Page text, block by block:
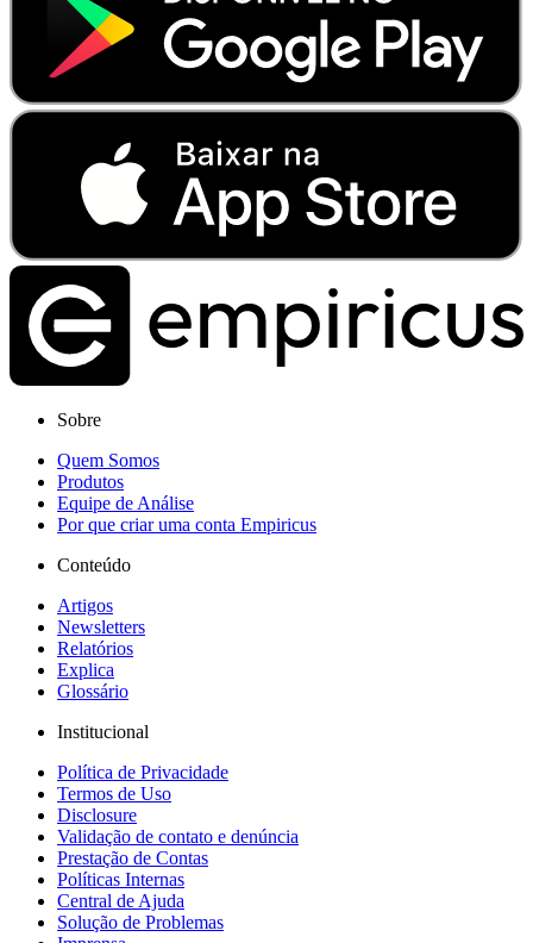
Sobre
Quem Somos
Produtos
Equipe de Análise
Por que criar uma conta Empiricus
Conteúdo
Artigos
Newsletters
Relatórios
Explica
Glossário
Institucional
Política de Privacidade
Termos de Uso
Disclosure
Validação de contato e denúncia
Prestação de Contas
Políticas Internas
Central de Ajuda
Solução de Problemas